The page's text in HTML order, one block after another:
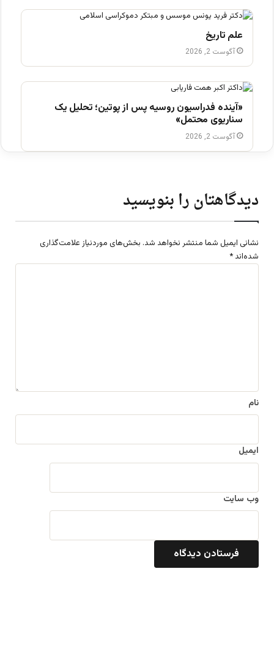
علم تاریخ
آگوست 2, 2026
«آینده فدراسیون روسیه پس از پوتین؛ تحلیل یک
سناریوی محتمل»
آگوست 2, 2026
دیدگاهتان را بنویسید
نشانی ایمیل شما منتشر نخواهد شد. بخش‌های موردنیاز علامت‌گذاری
شده‌اند *
نام
ایمیل
وب‌ سایت